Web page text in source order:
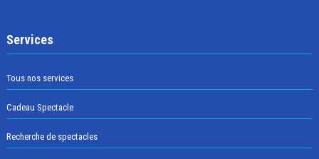
Services
Tous nos services
Cadeau Spectacle
Recherche de spectacles